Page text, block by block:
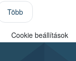
Több
Cookie beállítások